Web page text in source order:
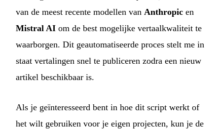
van de meest recente modellen van Anthropic en
Mistral AI om de best mogelijke vertaalkwaliteit te
waarborgen. Dit geautomatiseerde proces stelt me in
staat vertalingen snel te publiceren zodra een nieuw
artikel beschikbaar is.
Als je geïnteresseerd bent in hoe dit script werkt of
het wilt gebruiken voor je eigen projecten, kun je de